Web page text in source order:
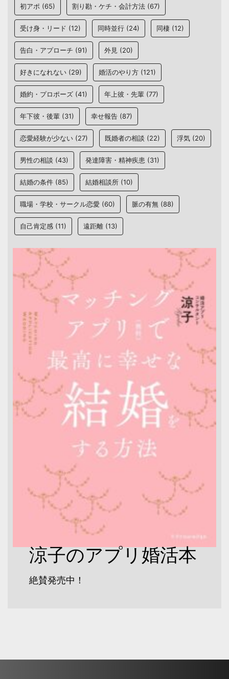
初アポ (65) 割り勘・ケチ・会計方法 (67)
受け身・リード (12) 同時並行 (24) 同棲 (12)
告白・アプローチ (91) 外見 (20)
好きになれない (29) 婚活のやり方 (121)
婚約・プロポーズ (41) 年上彼・先輩 (77)
年下彼・後輩 (31) 幸せ報告 (87)
恋愛経験が少ない (27) 既婚者の相談 (22) 浮気 (20)
男性の相談 (43) 発達障害・精神疾患 (31)
結婚の条件 (85) 結婚相談所 (10)
職場・学校・サークル恋愛 (60) 脈の有無 (88)
自己肯定感 (11) 遠距離 (13)
涼子のアプリ婚活本
絶賛発売中！